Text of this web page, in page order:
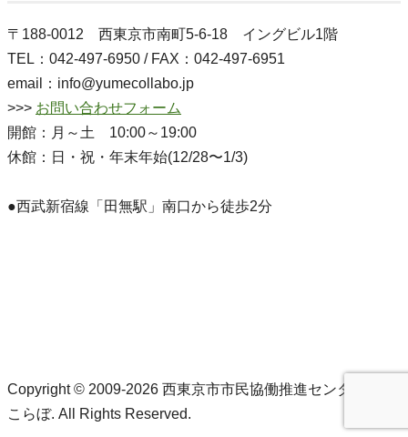
〒188-0012 西東京市南町5-6-18 イングビル1階
TEL：042-497-6950 / FAX：042-497-6951
email：info@yumecollabo.jp
>>> お問い合わせフォーム
開館：月～土 10:00～19:00
休館：日・祝・年末年始(12/28〜1/3)
●西武新宿線「田無駅」南口から徒歩2分
Copyright © 2009-2026 西東京市市民協働推進センターゆめ
こらぼ. All Rights Reserved.